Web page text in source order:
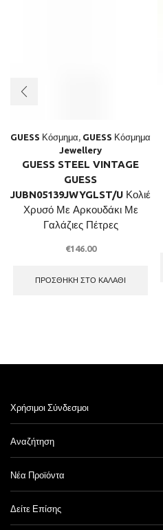
GUESS Κόσμημα, GUESS Κόσμημα
Jewellery
GUESS STEEL VINTAGE
GUESS
JUBN05139JWYGLST/U Κολιέ
Χρυσό Με Αρκουδάκι Με
Γαλάζιες Πέτρες
€146.00
ΠΡΟΣΘΉΚΗ ΣΤΟ ΚΑΛΆΘΙ
Χρήσιμοι Σύνδεσμοι
Αναζήτηση
Νέα Προϊόντα
Δείτε Επίσης